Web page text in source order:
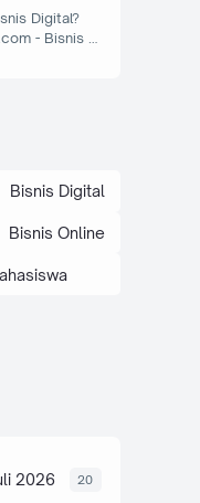
Digital?
Masyolan.com - Bisnis …
Bisnis Digital
Bisnis Online
SEO
2026 20